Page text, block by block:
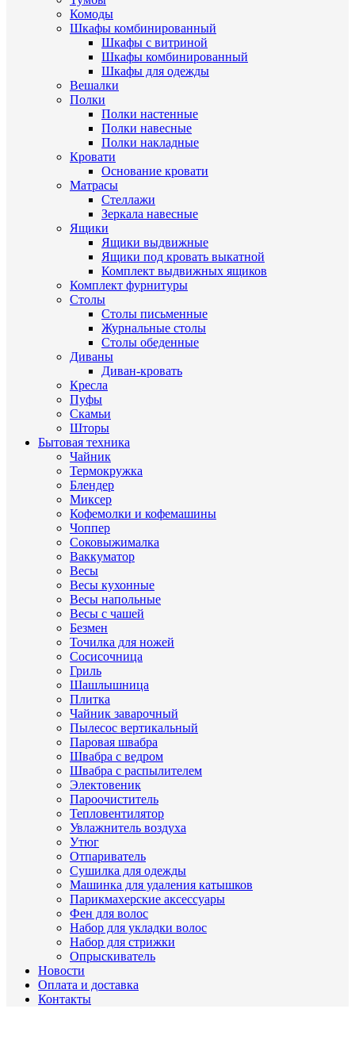
Комоды
Шкафы комбинированный
Шкафы с витриной
Шкафы комбинированный
Шкафы для одежды
Вешалки
Полки
Полки настенные
Полки навесные
Полки накладные
Кровати
Основание кровати
Матрасы
Стеллажи
Зеркала навесные
Ящики
Ящики выдвижные
Ящики под кровать выкатной
Комплект выдвижных ящиков
Комплект фурнитуры
Столы
Столы письменные
Журнальные cтолы
Столы обеденные
Диваны
Диван-кровать
Кресла
Пуфы
Скамьи
Шторы
Бытовая техника
Чайник
Термокружка
Блендер
Миксер
Кофемолки и кофемашины
Чоппер
Соковыжималка
Ваккуматор
Весы
Весы кухонные
Весы напольные
Весы с чашей
Безмен
Точилка для ножей
Сосисочница
Гриль
Шашлышница
Плитка
Чайник заварочный
Пылесос вертикальный
Паровая швабра
Швабра с ведром
Швабра с распылителем
Электовеник
Пароочиститель
Тепловентилятор
Увлажнитель воздуха
Утюг
Отпариватель
Сушилка для одежды
Машинка для удаления катышков
Парикмахерские аксессуары
Фен для волос
Набор для укладки волос
Набор для стрижки
Опрыскиватель
Новости
Оплата и доставка
Контакты